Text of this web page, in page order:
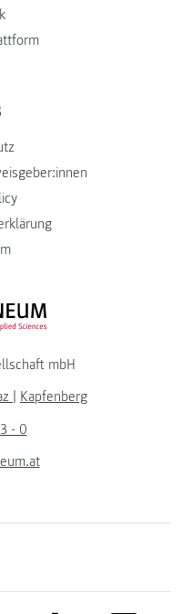
FH JOANNEUM Logo
mbH
Kapfenberg
- 0